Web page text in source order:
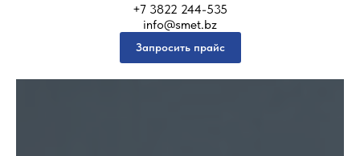
+7 3822 244-535
info@smet.bz
Запросить прайс